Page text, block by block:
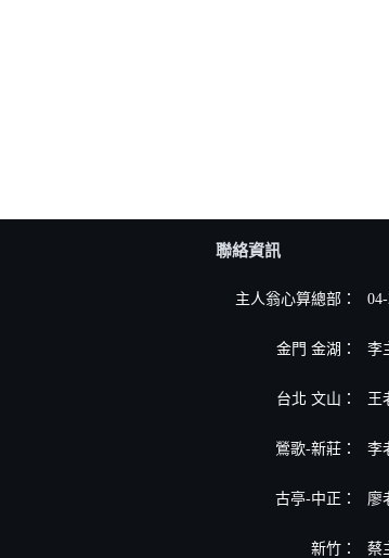
聯絡資訊
主人翁心算總部：
金門 金湖： 李
台北 文山： 王
鶯歌-新莊： 李
古亭-中正： 廖
新竹： 蔡